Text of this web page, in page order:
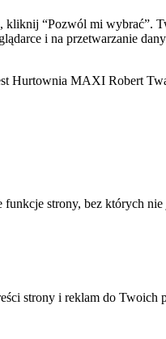
“Pozwól mi wybrać”.
i na przetwarzanie
Hurtownia MAXI Robert
strony, bez których nie
strony i reklam do Twoich